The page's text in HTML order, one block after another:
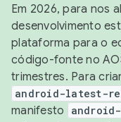
Em 2026, para nos
desenvolvimento
plataforma para o
código-fonte no
trimestres. Para
android-latest-
manifesto